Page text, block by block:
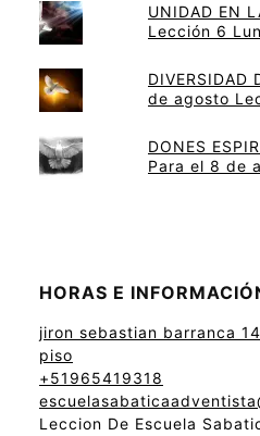
UNIDAD EN
Lección 6
DIVERSIDAD
de agosto
DONES
Para el 8 de
HORAS E
jiron sebastian barranca
piso
+51965419318
Leccion De Escuela